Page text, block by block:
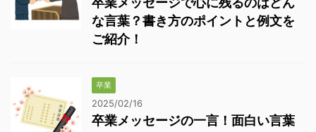
な言葉？書き方のポイントと例文を
ご紹介！
卒業
2025/02/16
卒業メッセージの一言！面白い言葉